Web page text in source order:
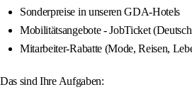
Sonderpreise in unseren GDA-Hotels
Mobilitätsangebote - JobTicket
Mitarbeiter-Rabatte (Mode, Reisen,
Das sind Ihre Aufgaben: